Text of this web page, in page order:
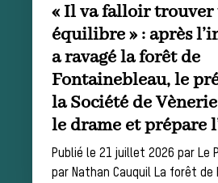
« Il va falloir trouver
équilibre » : après
a ravagé la forêt de
Fontainebleau, le
la Société de
le drame et prépare
Publié le 21 juillet 2026 par Le
par Nathan Cauquil La forêt de